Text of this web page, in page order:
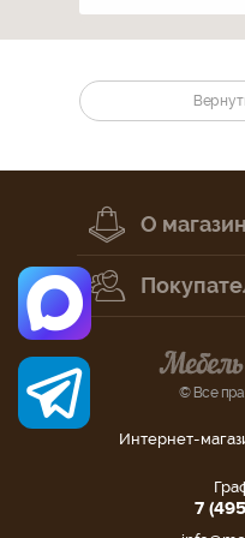
О
© Все
Интернет-
7